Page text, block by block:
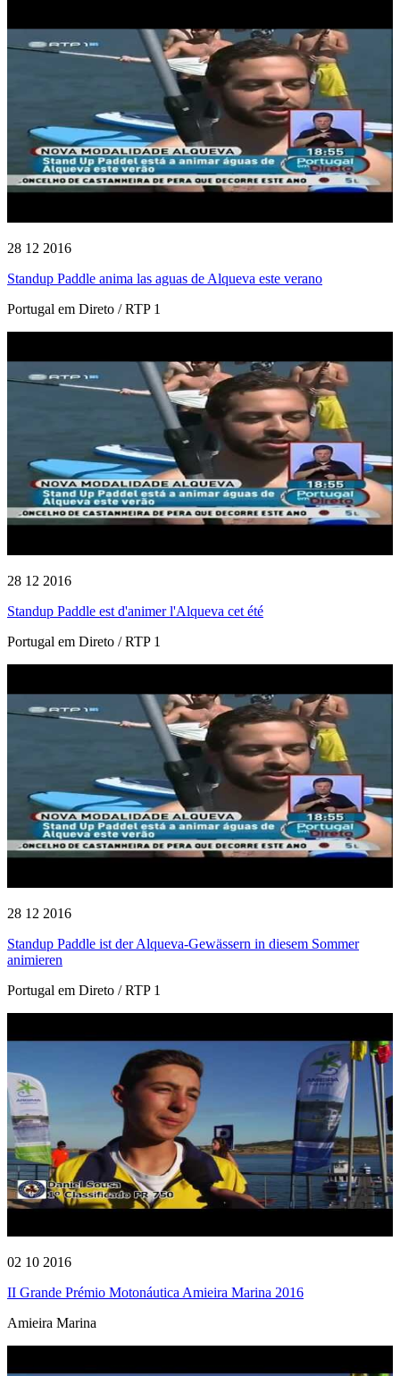
28 12 2016
Standup Paddle anima las aguas de Alqueva este verano
Portugal em Direto / RTP 1
28 12 2016
Standup Paddle est d'animer l'Alqueva cet été
Portugal em Direto / RTP 1
28 12 2016
Standup Paddle ist der Alqueva-Gewässern in diesem Sommer
animieren
Portugal em Direto / RTP 1
02 10 2016
II Grande Prémio Motonáutica Amieira Marina 2016
Amieira Marina